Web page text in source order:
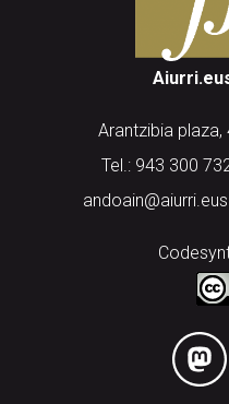
Arantzibia plaza,
Tel.: 943 300